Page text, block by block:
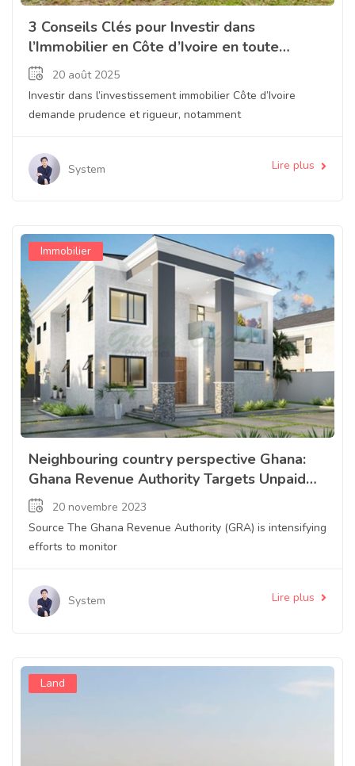
3 Conseils Clés pour Investir dans
l’Immobilier en Côte d’Ivoire en toute
Sécurité
20 août 2025
Investir dans l’investissement immobilier Côte d’Ivoire
demande prudence et rigueur, notamment
System Lire plus
Immobilier
Neighbouring country perspective Ghana:
Ghana Revenue Authority Targets Unpaid
Rent Income Tax in Ghana
20 novembre 2023
Source The Ghana Revenue Authority (GRA) is intensifying
efforts to monitor
System Lire plus
Land